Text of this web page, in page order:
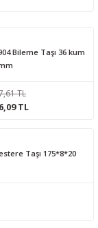
Bileme Taşı 36 kum
TL
TL
Taşı 175*8*20